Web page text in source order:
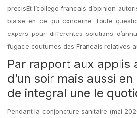
precisEt l’college francais d’opinion
biaise en ce qui concerne Toute
expers pour differentes solutions
fugace coutumes des Francais relatives
Par rapport aux applis
d’un soir mais aussi
de integral une le
Pendant la conjoncture sanitaire (mai